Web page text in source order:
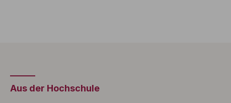
Aus der Hochschule